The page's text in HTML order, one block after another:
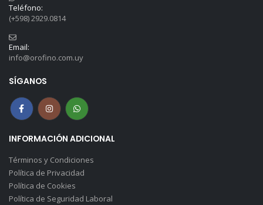
Teléfono:
(+598) 2929.0814
Email:
info@orofino.com.uy
SÍGANOS
INFORMACIÓN ADICIONAL
Términos y Condiciones
Política de Privacidad
Política de Cookies
Política de Seguridad Laboral